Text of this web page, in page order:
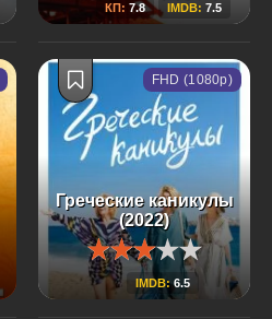
КП: 7.8 IMDB: 7.5
Греческие каникулы
(2022)
IMDB:6.5
FHD (1080p)